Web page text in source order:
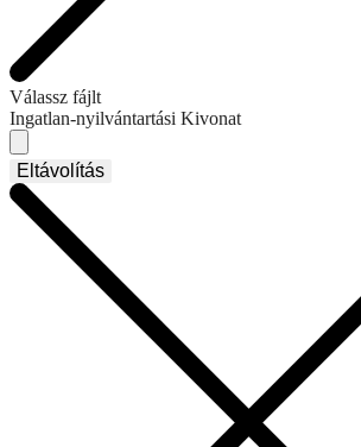
Válassz fájlt
Ingatlan-nyilvántartási Kivonat
Eltávolítás